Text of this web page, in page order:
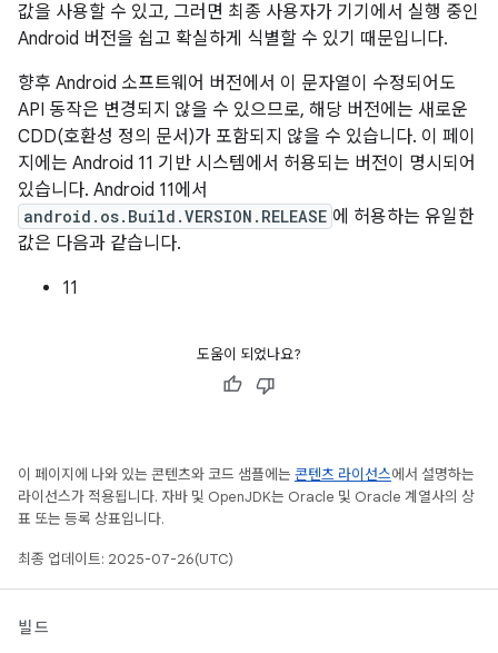
값을 사용할 수 있고, 그러면 최종 사용자가 기기에서 실행 중인
Android 버전을 쉽고 확실하게 식별할 수 있기 때문입니다.
향후 Android 소프트웨어 버전에서 이 문자열이 수정되어도
API 동작은 변경되지 않을 수 있으므로, 해당 버전에는 새로운
CDD(호환성 정의 문서)가 포함되지 않을 수 있습니다. 이 페이
지에는 Android 11 기반 시스템에서 허용되는 버전이 명시되어
있습니다. Android 11에서
android.os.Build.VERSION.RELEASE 에 허용하는 유일한
값은 다음과 같습니다.
11
도움이 되었나요?
이 페이지에 나와 있는 콘텐츠와 코드 샘플에는 콘텐츠 라이선스에서 설명하는
라이선스가 적용됩니다. 자바 및 OpenJDK는 Oracle 및 Oracle 계열사의 상
표 또는 등록 상표입니다.
최종 업데이트: 2025-07-26(UTC)
빌드